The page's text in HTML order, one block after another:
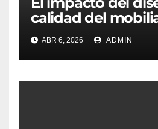
calidad del
transformación de
hogares
ABR 6, 2026 ADMIN